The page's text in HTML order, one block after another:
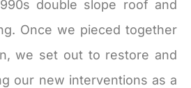
double slope roof and
Once we pieced together
we set out to restore and
our new interventions as a